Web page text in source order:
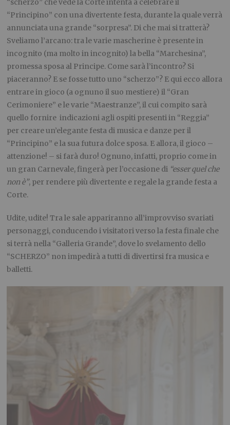
“scherzo” che vede la Corte intenta a celebrare il
“Principino” con una divertente festa, durante la quale verrà
annunciata una grande “sorpresa”. Di che mai si tratterà?
Sveliamo l’arcano: tra le varie mascherine è presente in
incognito (ma molto in incognito) la bella “Marchesina”,
promessa sposa al Principe. Come sarà l’incontro? Si
piaceranno? E se fosse tutto uno “scherzo”? E qui ecco allora
entrare in gioco (a ognuno il suo mestiere) il “Gran
Cerimoniere” e le varie “Maestranze”, il cui compito sarà
quello fornire indicazioni agli ospiti presenti in “Reggia”
per creare un’elegante festa di musica e danze per il
“Principino” e la sua futura dolce sposa. E allora, il gioco –
attenzione! – si farà duro! Ognuno, infatti, proprio come in
un gran Carnevale, fingerà per l’occasione di “esser quel che
non è”, per rendere più divertente e regale la grande festa a
Corte.
Udite, udite! Tra le sale appariranno all’improvviso svariati
personaggi, conducendo i visitatori verso la festa finale che
si terrà nella “Galleria Grande”, dove lo svelamento dello
“SCHERZO” non impedirà a tutti di divertirsi fra musica e
balletti.